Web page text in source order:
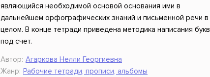
являющийся необходимой основой основания ими в
дальнейшем орфографических знаний и письменной речи в
целом. В конце тетради приведена методика написания букв
под счет.
Автор: Агаркова Нелли Георгиевна
Жанр: Рабочие тетради, прописи, альбомы